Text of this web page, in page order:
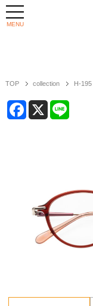
MENU
TOP collection H-195